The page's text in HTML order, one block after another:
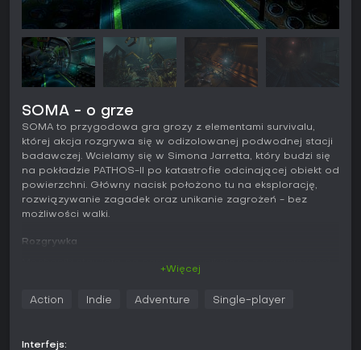
SOMA - o grze
SOMA to przygodowa gra grozy z elementami survivalu,
której akcja rozgrywa się w odizolowanej podwodnej stacji
badawczej. Wcielamy się w Simona Jarretta, który budzi się
na pokładzie PATHOS-II po katastrofie odcinającej obiekt od
powierzchni. Główny nacisk położono tu na eksplorację,
rozwiązywanie zagadek oraz unikanie zagrożeń - bez
możliwości walki.
Rozgrywka
korytarze, zalane pomieszczenia i sale pełne maszyn w
+Więcej
Action Indie Adventure Single-player
Interfejs: